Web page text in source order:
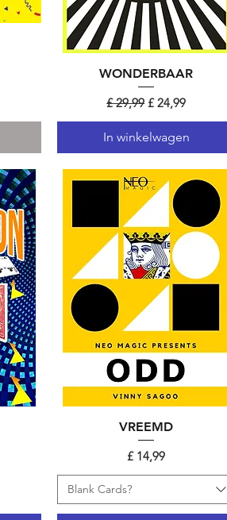
Snel overzicht
WONDERBAAR
Normale prijs
£ 29,99 Verkoopprijs
£ 24,99
In winkelwagen
Snel overzicht
VREEMD
Prijs
£ 14,99
Blank Cards?